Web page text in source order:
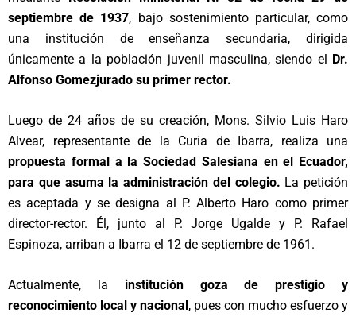
septiembre de 1937, bajo sostenimiento particular, como
una institución de enseñanza secundaria, dirigida
únicamente a la población juvenil masculina, siendo el Dr.
Alfonso Gomezjurado su primer rector.
Luego de 24 años de su creación, Mons. Silvio Luis Haro
Alvear, representante de la Curia de Ibarra, realiza una
propuesta formal a la Sociedad Salesiana en el Ecuador,
para que asuma la administración del colegio. La petición
es aceptada y se designa al P. Alberto Haro como primer
director-rector. Él, junto al P. Jorge Ugalde y P. Rafael
Espinoza, arriban a Ibarra el 12 de septiembre de 1961.
Actualmente, la institución goza de prestigio y
reconocimiento local y nacional, pues con mucho esfuerzo y